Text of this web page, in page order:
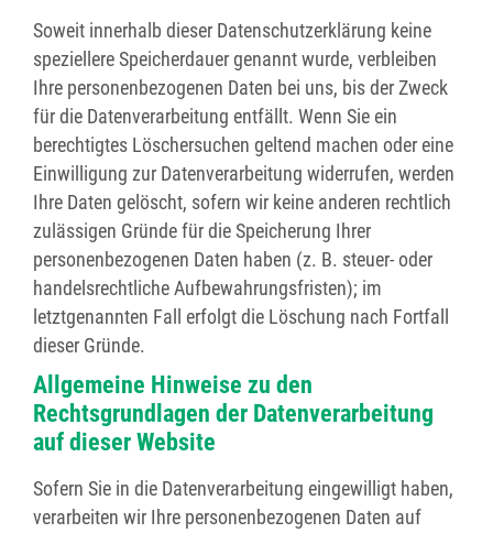
Soweit innerhalb dieser Datenschutzerklärung keine
speziellere Speicherdauer genannt wurde, verbleiben
Ihre personenbezogenen Daten bei uns, bis der Zweck
für die Datenverarbeitung entfällt. Wenn Sie ein
berechtigtes Löschersuchen geltend machen oder eine
Einwilligung zur Datenverarbeitung widerrufen, werden
Ihre Daten gelöscht, sofern wir keine anderen rechtlich
zulässigen Gründe für die Speicherung Ihrer
personenbezogenen Daten haben (z. B. steuer- oder
handelsrechtliche Aufbewahrungsfristen); im
letztgenannten Fall erfolgt die Löschung nach Fortfall
dieser Gründe.
Allgemeine Hinweise zu den
Rechtsgrundlagen der Datenverarbeitung
auf dieser Website
Sofern Sie in die Datenverarbeitung eingewilligt haben,
verarbeiten wir Ihre personenbezogenen Daten auf